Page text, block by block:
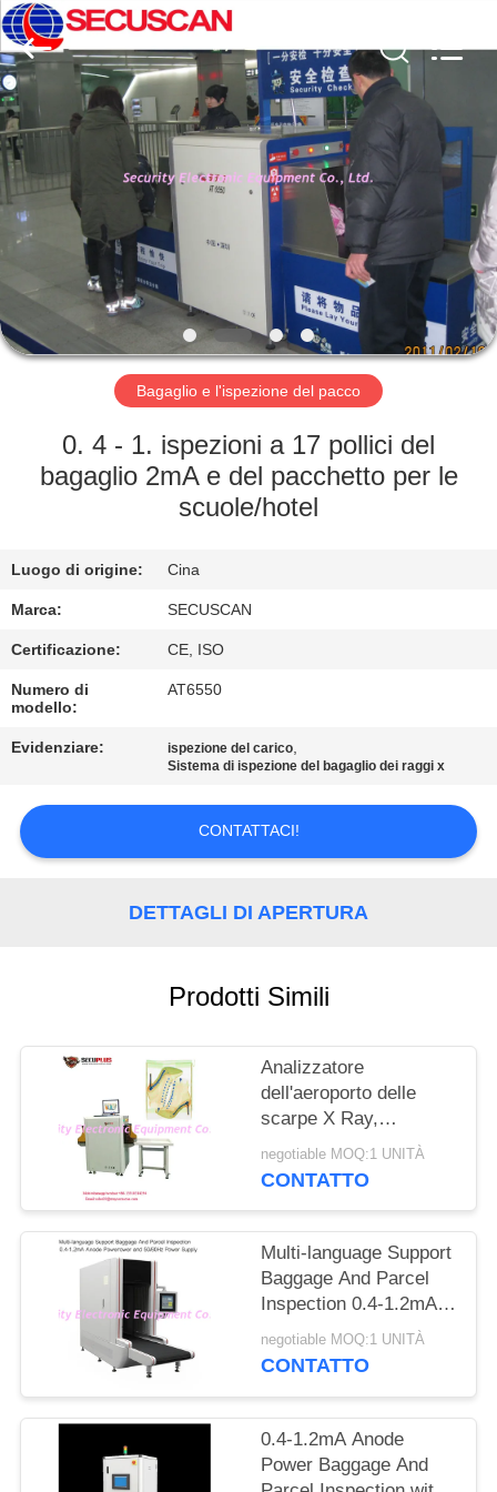
CASA
PRODOTTI
CIRCA
NOI
GIRO
FABBRICA
CONTROLLO
QUALITÀ
CONTATTICI
NOTIZIE
CITAZIONE
PRIVACY
POLICY
SHENZHEN
SECURITY
ELECTRONIC
EQUIPMENT
CO.,
LIMITED.
All
Rights
Reserved.
Bagaglio e l'ispezione del pacco
0. 4 - 1. ispezioni a 17 pollici del
bagaglio 2mA e del pacchetto per le
scuole/hotel
Luogo di origine: Cina
Marca: SECUSCAN
Certificazione: CE, ISO
Numero di
modello:
AT6550
Evidenziare: ispezione del carico,
Sistema di ispezione del bagaglio dei raggi x
CONTATTACI!
DETTAGLI DI APERTURA
Prodotti Simili
Analizzatore
dell'aeroporto delle
scarpe X Ray,
attrezzatura di
scansione di sicurezza
negotiable MOQ:1 UNITÀ
CONTATTO
Multi-language Support
Baggage And Parcel
Inspection 0.4-1.2mA
Anode Power and
50/60Hz Power Supply
negotiable MOQ:1 UNITÀ
CONTATTO
0.4-1.2mA Anode
Power Baggage And